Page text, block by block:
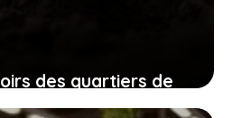
des quartiers de